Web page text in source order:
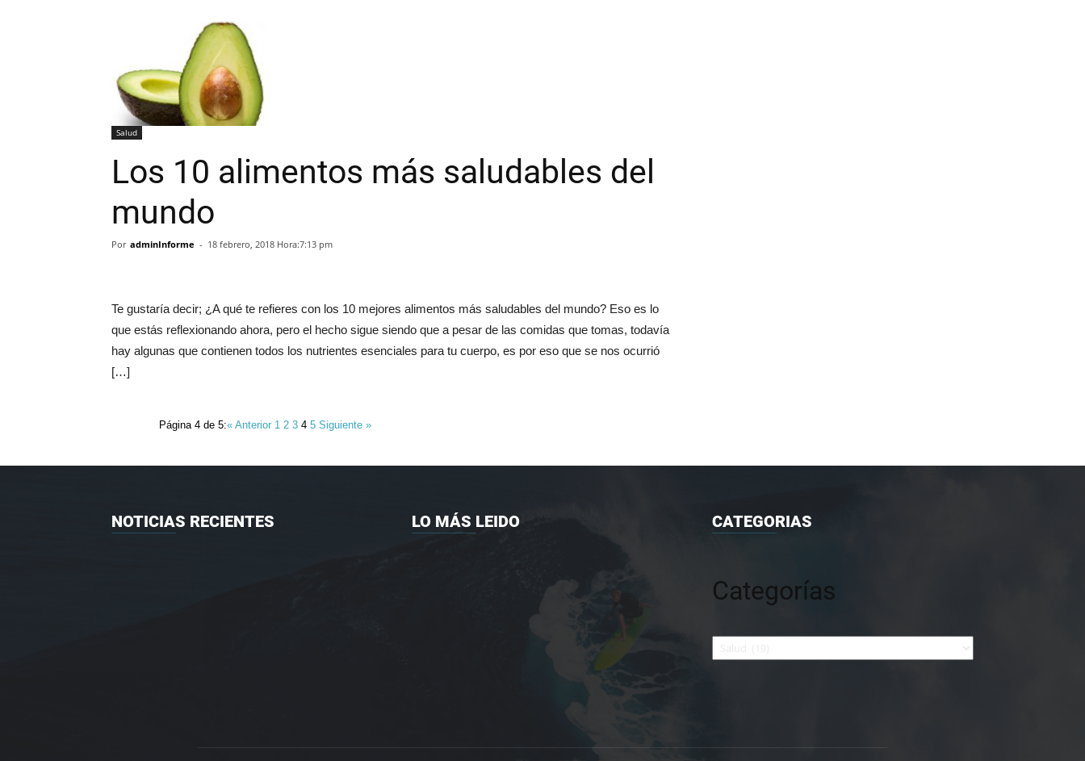
Salud
Los 10 alimentos más saludables del
mundo
Por adminInforme - 18 febrero, 2018 Hora:7:13 pm
Te gustaría decir; ¿A qué te refieres con los 10 mejores alimentos más saludables del mundo? Eso es lo
que estás reflexionando ahora, pero el hecho sigue siendo que a pesar de las comidas que tomas, todavía
hay algunas que contienen todos los nutrientes esenciales para tu cuerpo, es por eso que se nos ocurrió
[…]
Página 4 de 5:« Anterior 1234 5Siguiente »
NOTICIAS RECIENTES LO MÁS LEIDO CATEGORIAS
Categorías
Categorías